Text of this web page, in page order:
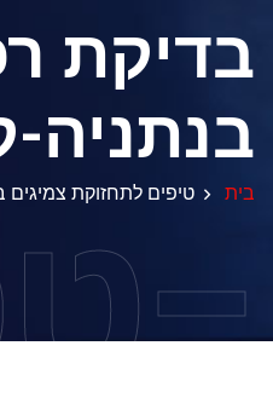
בדיקת
בית טיפים לתחזוקת צמיגים